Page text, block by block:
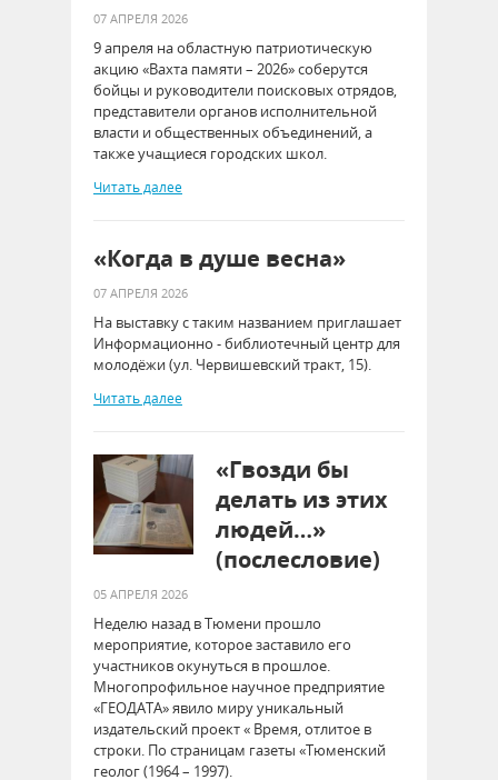
07 АПРЕЛЯ 2026
9 апреля на областную патриотическую
акцию «Вахта памяти – 2026» соберутся
бойцы и руководители поисковых отрядов,
представители органов исполнительной
власти и общественных объединений, а
также учащиеся городских школ.
Читать далее
«Когда в душе весна»
07 АПРЕЛЯ 2026
На выставку с таким названием приглашает
Информационно - библиотечный центр для
молодёжи (ул. Червишевский тракт, 15).
Читать далее
«Гвозди бы
делать из этих
людей…»
(послесловие)
05 АПРЕЛЯ 2026
Неделю назад в Тюмени прошло
мероприятие, которое заставило его
участников окунуться в прошлое.
Многопрофильное научное предприятие
«ГЕОДАТА» явило миру уникальный
издательский проект « Время, отлитое в
строки. По страницам газеты «Тюменский
геолог (1964 – 1997).